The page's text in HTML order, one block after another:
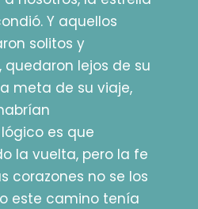
Y aquellos
solitos y
lejos de su
meta de su viaje,
es que
la vuelta, pero la fe
corazones no se los
este camino tenía